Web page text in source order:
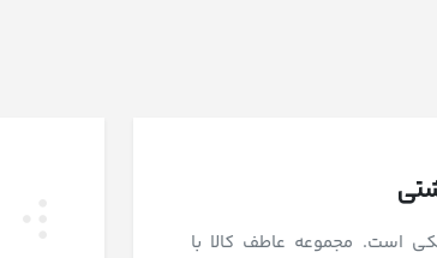
است. مجموعه عاطف کالا با